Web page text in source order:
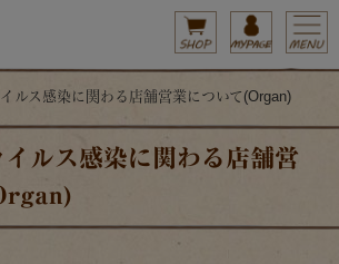
ルス感染に関わる店舗営業について(Organ)
ルス感染に関わる店舗営